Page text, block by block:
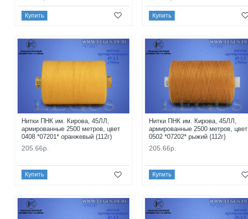
Купить Купить
Нитки ПНК им. Кирова, 45ЛЛ,
армированные 2500 метров, цвет
0408 *07201* оранжевый (112г)
205.66р.
Купить
Нитки ПНК им. Кирова, 45ЛЛ,
армированные 2500 метров, цвет
0502 *07202* рыжий (112г)
205.66р.
Купить